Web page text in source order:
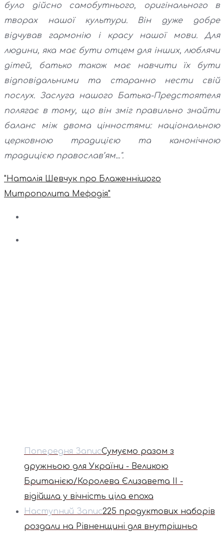
було дійсно самобутнього, оригінального в
творах нашої культури. Він дуже добре
відчував гармонію і красу нашої мови. Для
людини, яка має бути отцем для інших, люблячи
дітей, батько також має навчити їх бути
відповідальними та старанно нести свій
послух. Заслуга нашого Батька-Предстоятеля
полягає в тому, що він зміг правильно знайти
баланс між двома цінностями: національною
церковною традицією та канонічною
традицією православ’ям...".
"Наталія Шевчук про Блаженнішого
Митрополита Мефодія"
Попередня ЗаписСумуємо разом з
дружньою для України - Великою
Британією/Королева Єлизавета II -
відійшла у вічність ціла епоха
Наступний Запис225 продуктових наборів
роздали на Рівненщині для внутрішньо